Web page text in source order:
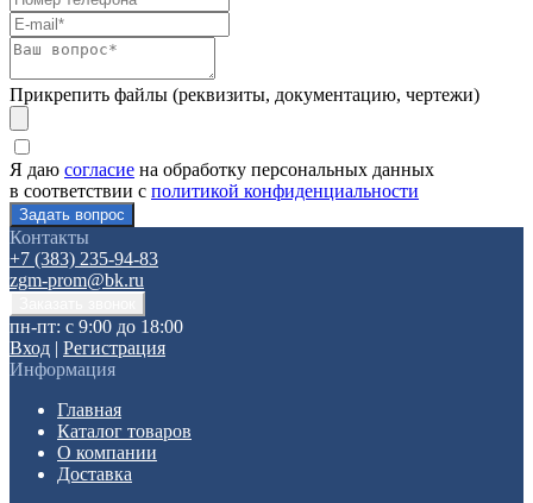
Прикрепить файлы (реквизиты, документацию, чертежи)
Я даю согласие на обработку персональных данных
в соответствии с политикой конфиденциальности
Контакты
+7 (383) 235-94-83
zgm-prom@bk.ru
пн-пт: с 9:00 до 18:00
Вход | Регистрация
Информация
Главная
Каталог товаров
О компании
Доставка